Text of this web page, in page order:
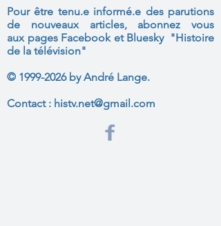
Pour être tenu.e informé.e des parutions
de nouveaux articles, abonnez vous
aux pages Facebook et Bluesky "Histoire
de la télévision"
© 1999-2026by André Lange.
Contact : histv.net@gmail.com